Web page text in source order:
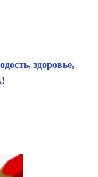
здоровье,